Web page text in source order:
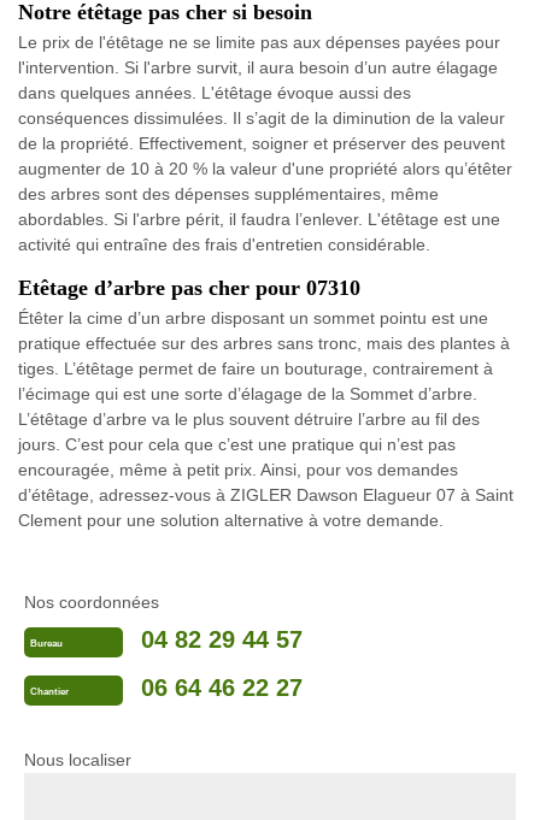
Notre étêtage pas cher si besoin
Le prix de l'étêtage ne se limite pas aux dépenses payées pour
l'intervention. Si l'arbre survit, il aura besoin d’un autre élagage
dans quelques années. L'étêtage évoque aussi des
conséquences dissimulées. Il s’agit de la diminution de la valeur
de la propriété. Effectivement, soigner et préserver des peuvent
augmenter de 10 à 20 % la valeur d'une propriété alors qu’étêter
des arbres sont des dépenses supplémentaires, même
abordables. Si l'arbre périt, il faudra l’enlever. L'étêtage est une
activité qui entraîne des frais d'entretien considérable.
Etêtage d’arbre pas cher pour 07310
Étêter la cime d’un arbre disposant un sommet pointu est une
pratique effectuée sur des arbres sans tronc, mais des plantes à
tiges. L’étêtage permet de faire un bouturage, contrairement à
l’écimage qui est une sorte d’élagage de la Sommet d’arbre.
L’étêtage d’arbre va le plus souvent détruire l’arbre au fil des
jours. C’est pour cela que c’est une pratique qui n’est pas
encouragée, même à petit prix. Ainsi, pour vos demandes
d’étêtage, adressez-vous à ZIGLER Dawson Elagueur 07 à Saint
Clement pour une solution alternative à votre demande.
Nos coordonnées
Bureau 04 82 29 44 57
Chantier 06 64 46 22 27
Nous localiser